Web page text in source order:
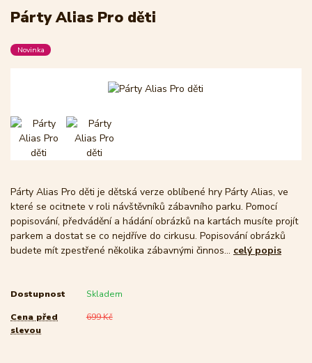
Párty Alias Pro děti
Novinka
Párty Alias Pro děti je dětská verze oblíbené hry Párty Alias, ve
které se ocitnete v roli návštěvníků zábavního parku. Pomocí
popisování, předvádění a hádání obrázků na kartách musíte projít
parkem a dostat se co nejdříve do cirkusu. Popisování obrázků
budete mít zpestřené několika zábavnými činnos... celý popis
Dostupnost Skladem
Cena před
slevou
699 Kč